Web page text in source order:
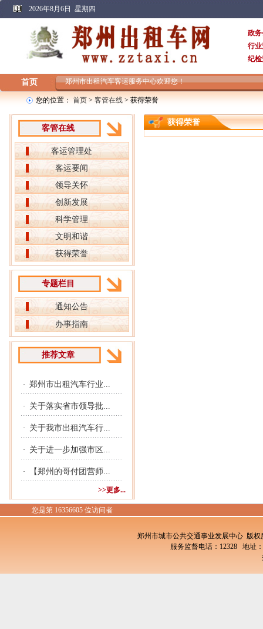
2026年8月6日 星期四
政
行
纪
首页 郑州市出租汽车客运服务中心欢迎您！
您的位置：首页>客管在线> 获得荣誉
客管在线
客运管理处
客运要闻
领导关怀
创新发展
科学管理
文明和谐
获得荣誉
专题栏目
通知公告
办事指南
推荐文章
· 郑州市出租汽车行业...
· 关于落实省市领导批...
· 关于我市出租汽车行...
· 关于进一步加强市区...
· 【郑州的哥付团营师...
>>更多...
获得荣誉
您是第 16356605 位访问者
郑州市城市公共交通事业发展中心 版
服务监督电话：12328 地址